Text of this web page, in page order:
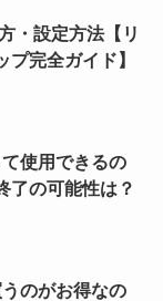
・設定方法【リ
プ完全ガイド】
使用できるの
の可能性は？
のがお得なの